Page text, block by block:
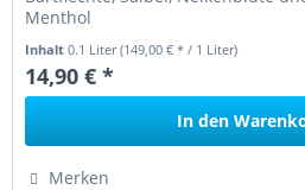
Menthol
Inhalt0.1 Liter(149,00 € * / 1 Liter)
14,90 € *
In den
Merken